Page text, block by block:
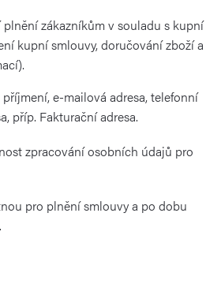
zákazníkům v souladu s kupní
kupní smlouvy, doručování zboží a
příjmení, e-mailová adresa, telefonní
příp. Fakturační adresa.
zpracování osobních údajů pro
pro plnění smlouvy a po dobu